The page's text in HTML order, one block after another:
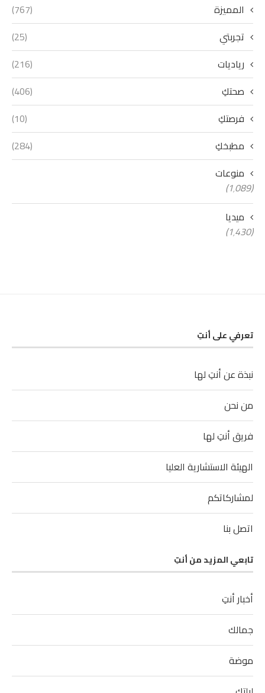
المميزة
(767)
تجربتي
(25)
رياديات
(216)
صحتكِ
(406)
فرصتكِ
(10)
مطبخكِ
(284)
منوعات
(1٬089)
ميديا
(1٬430)
تعرفي على أنتِ
نبذة عن أنتِ لها
من نحن
فريق أنتِ لها
الهيئة الاستشارية العليا
لمشاركاتكم
اتصل بنا
تابعي المزيد من أنتِ
أخبار أنتِ
جمالك
موضة